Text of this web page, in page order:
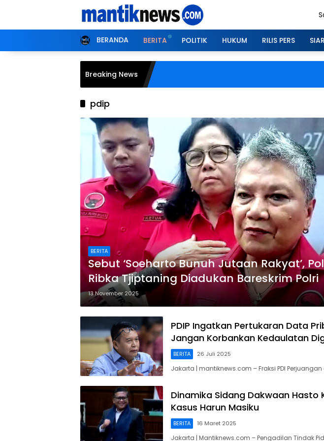
BERANDA BERITA POLITIK HUKUM RILIS PERS
Breaking News
pdip
BERITA
Sebut ‘Soeharto Bunuh Jutaan Rakyat’,
Ribka Tjiptaning Diadukan Bareskrim Polri
13 November 2025
PDIP Ingatkan Pertukaran Data
Jangan Korbankan Kedaulatan
BERITA 26 Juli 2025
Jakarta | mantiknews.com – Fraksi PDI Perjuangan
Dinamika Sidang Dakwaan
Kasus Harun Masiku
BERITA 16 Maret 2025
Jakarta | Mantiknews.com – Pengadilan Tindak